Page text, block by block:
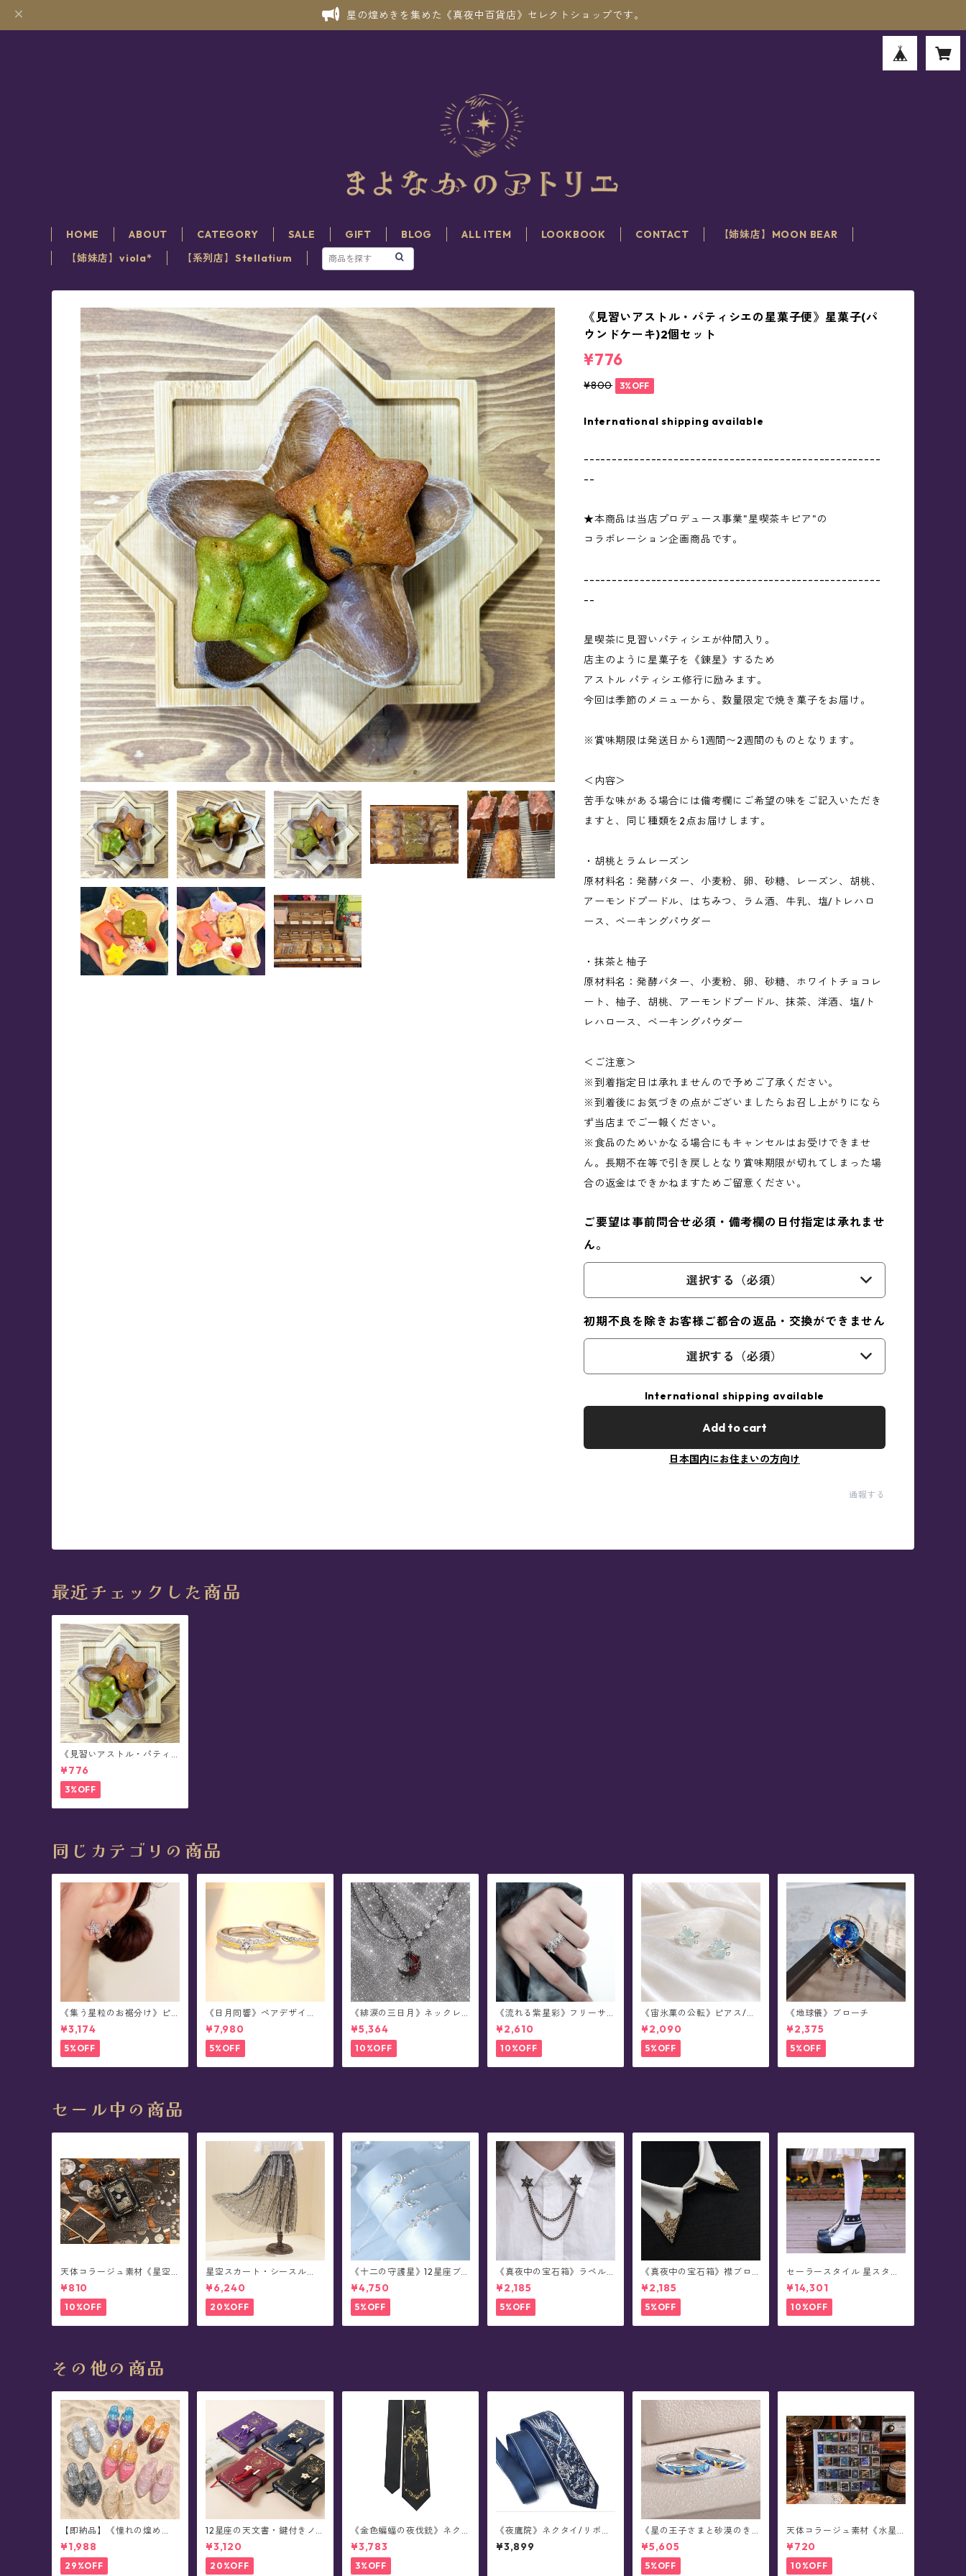
星の煌めきを集めた《真夜中百貨店》セレクトショップです。
HOME ABOUT CATEGORY SALE GIFT BLOG ALL ITEM LOOKBOOK CONTACT
【姉妹店】MOON BEAR
【姉妹店】viola*
【系列店】Stellatium
《見習いアストル・パティシエの星菓子便》星菓子(パ
ウンドケーキ)2個セット
¥776
¥800 3%OFF
International shipping available
-----------------------------------------------------
--
★本商品は当店プロデュース事業"星喫茶キピア"の
コラボレーション企画商品です。
-----------------------------------------------------
--
星喫茶に見習いパティシエが仲間入り。
店主のように星菓子を《錬星》するため
アストル パティシエ修行に励みます。
今回は季節のメニューから、数量限定で焼き菓子をお届け。
※賞味期限は発送日から1週間〜2週間のものとなります。
＜内容＞
苦手な味がある場合には備考欄にご希望の味をご記入いただき
ますと、同じ種類を2点お届けします。
・胡桃とラムレーズン
原材料名：発酵バター、小麦粉、卵、砂糖、レーズン、胡桃、
アーモンドプードル、はちみつ、ラム酒、牛乳、塩/トレハロ
ース、ベーキングパウダー
・抹茶と柚子
原材料名：発酵バター、小麦粉、卵、砂糖、ホワイトチョコレ
ート、柚子、胡桃、アーモンドプードル、抹茶、洋酒、塩/ト
レハロース、ベーキングパウダー
＜ご注意＞
※到着指定日は承れませんので予めご了承ください。
※到着後にお気づきの点がございましたらお召し上がりになら
ず当店までご一報ください。
※食品のためいかなる場合にもキャンセルはお受けできませ
ん。長期不在等で引き戻しとなり賞味期限が切れてしまった場
合の返金はできかねますためご留意ください。
ご要望は事前問合せ必須・備考欄の日付指定は承れませ
ん。
選択する（必須）
初期不良を除きお客様ご都合の返品・交換ができません
選択する（必須）
International shipping available
Add to cart
日本国内にお住まいの方向け
通報する
最近チェックした商品
《見習いアストル・パティ
シエの星菓子便》星菓子(パ
ウンドケーキ)2個セット
¥776
3%OFF
同じカテゴリの商品
《集う星粒のお裾分け》ピ
アス
¥3,174
5%OFF
《日月同響》ペアデザイ
ン・シルバーリング
¥7,980
5%OFF
《緋涙の三日月》ネックレ
ス
¥5,364
10%OFF
《流れる紫星彩》フリーサ
イズ・リング
¥2,610
10%OFF
《宙氷菓の公転》ピアス/イ
ヤリング
¥2,090
5%OFF
《地球儀》ブローチ
¥2,375
5%OFF
セール中の商品
天体コラージュ素材《星空
流光》豆本型ペーパー(60枚
入)
¥810
10%OFF
星空スカート・シースル
ー・ チュール - Alpheratz
(全3色x3種)
¥6,240
20%OFF
《十二の守護星》12星座ブ
レスレット
¥4,750
5%OFF
《真夜中の宝石箱》ラペル
ブローチ(襟ブローチ)/チェ
ーン付きタックピン(全78種)
¥2,185
5%OFF
《真夜中の宝石箱》襟ブロ
ーチ/カラータックピン(2個
セット/全5色)
¥2,185
5%OFF
セーラースタイル 星スタッ
ズ ショートブーツ(全3色)
¥14,301
10%OFF
その他の商品
【即納品】《憧れの煌め
き》スタージェリージュエ
ル・サンダル(全7色)
¥1,988
29%OFF
12星座の天文書・鍵付きノ
ート/日記帳(全5色)
¥3,120
20%OFF
《金色蝙蝠の夜伐銃》ネク
タイ
¥3,783
3%OFF
《夜鷹院》ネクタイ/リボン
(全6種)
¥3,899
《星の王子さまと砂漠のき
つね》The Little Prince ペ
アデザイン・シルバーリン
グ(全2種)
¥5,605
5%OFF
天体コラージュ素材《水星
恋序》ステッカー(8シート)
¥720
10%OFF